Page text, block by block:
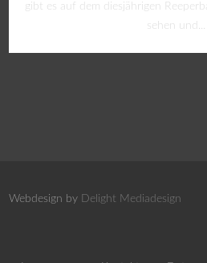
gibt es auf dem diesjährigen
sehen und...
Webdesign by Delight Mediadesign